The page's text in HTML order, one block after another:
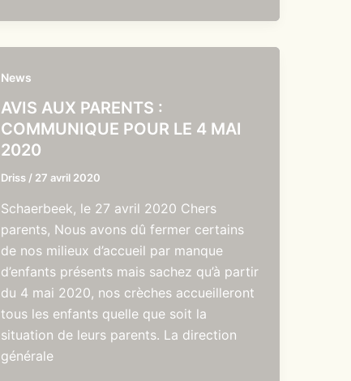
News
AVIS AUX PARENTS :
COMMUNIQUE POUR LE 4 MAI
2020
Driss / 27 avril 2020
Schaerbeek, le 27 avril 2020 Chers
parents, Nous avons dû fermer certains
de nos milieux d’accueil par manque
d’enfants présents mais sachez qu’à partir
du 4 mai 2020, nos crèches accueilleront
tous les enfants quelle que soit la
situation de leurs parents. La direction
générale